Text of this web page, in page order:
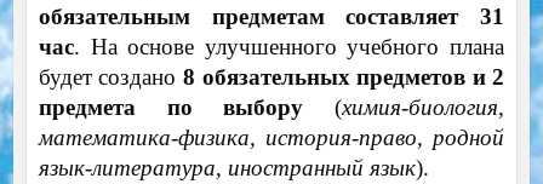
обязательным предметам составляет 31
час. На основе улучшенного учебного плана
будет создано 8 обязательных предметов и 2
предмета по выбору (химия-биология,
математика-физика, история-право, родной
язык-литература, иностранный язык).